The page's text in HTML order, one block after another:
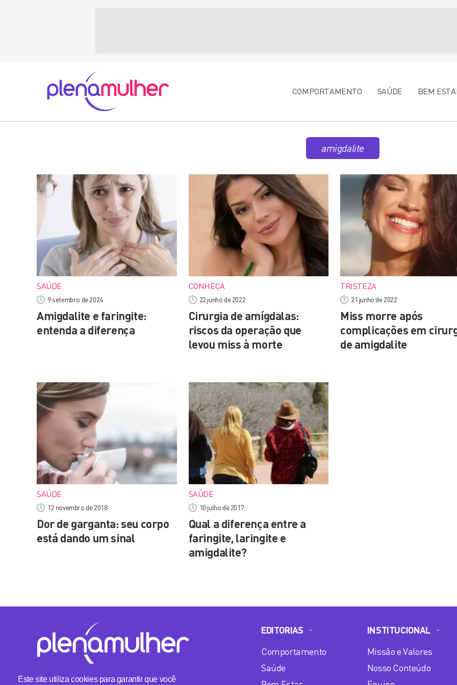
Este site utiliza cookies para garantir que você
COMPORTAMENTO SAÚDE BEM
amigdalite
SAÚDE
9 setembro de 2024
Amigdalite e faringite:
entenda a diferença
CONHEÇA
22 junho de 2022
Cirurgia de amígdalas:
riscos da operação que
levou miss à morte
TRISTEZA
21 junho de 2022
Miss morre após
complicações em
de amigdalite
SAÚDE
12 novembro de 2018
Dor de garganta: seu corpo
está dando um sinal
SAÚDE
10 julho de 2017
Qual a diferença entre a
faringite, laringite e
amigdalite?
EDITORIAS
Comportamento
Saúde
INSTITUCIONAL
Missão e Valores
Nosso Conteúdo